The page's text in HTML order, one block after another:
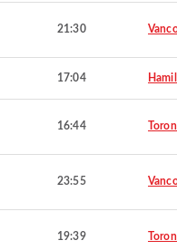
21:30
17:04
16:44
23:55
19:39